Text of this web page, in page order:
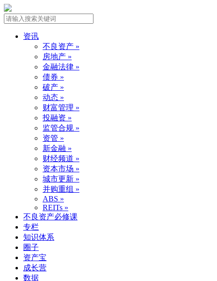
资讯
不良资产 »
房地产 »
金融法律 »
债券 »
破产 »
动态 »
财富管理 »
投融资 »
监管合规 »
资管 »
新金融 »
财经频道 »
资本市场 »
城市更新 »
并购重组 »
ABS »
REITs »
不良资产必修课
专栏
知识体系
圈子
资产宝
成长营
数据